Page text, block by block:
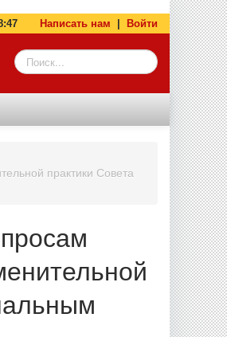
08:47 Написать нам Войти
практики Совета